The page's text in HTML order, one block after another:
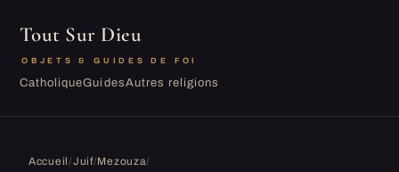
Tout Sur Dieu
OBJETS & GUIDES DE FOI
CatholiqueGuidesAutres religions
Accueil/Juif/Mezouza/